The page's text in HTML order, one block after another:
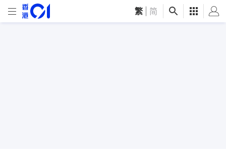
繁 简